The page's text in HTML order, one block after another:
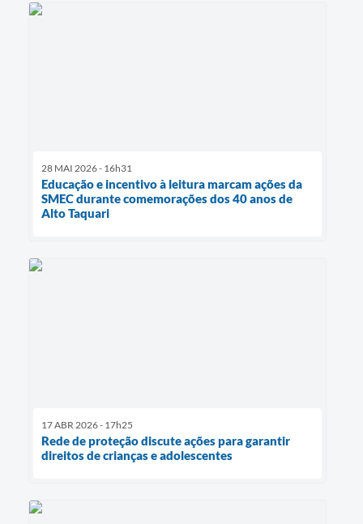
28 MAI 2026 - 16h31
Educação e incentivo à leitura marcam ações da
SMEC durante comemorações dos 40 anos de
Alto Taquari
17 ABR 2026 - 17h25
Rede de proteção discute ações para garantir
direitos de crianças e adolescentes